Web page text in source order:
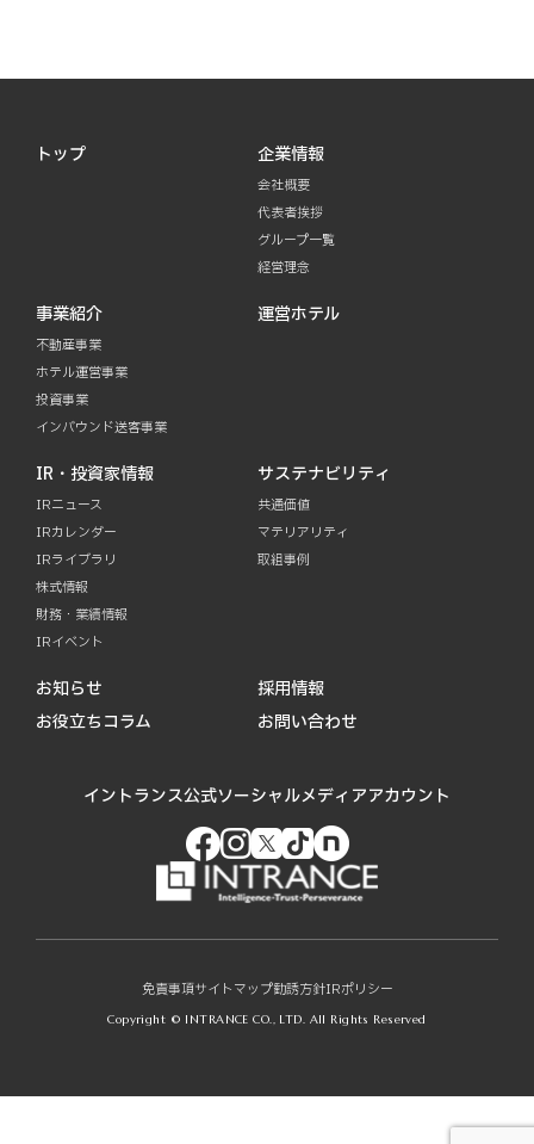
トップ 企業情報
会社概要
代表者挨拶
グループ一覧
経営理念
事業紹介
不動産事業
ホテル運営事業
投資事業
インバウンド送客事業
運営ホテル
IR・投資家情報
IRニュース
IRカレンダー
IRライブラリ
株式情報
財務・業績情報
IRイベント
サステナビリティ
共通価値
マテリアリティ
取組事例
お知らせ
お役立ちコラム
採用情報
お問い合わせ
イントランス公式ソーシャルメディアアカウント
免責事項サイトマップ勧誘方針IRポリシー
Copyright © INTRANCE CO., LTD. All Rights Reserved